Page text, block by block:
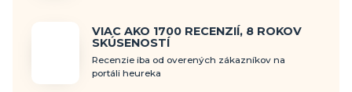
VIAC AKO 1700 RECENZIÍ, 8 ROKOV
SKÚSENOSTÍ
Recenzie iba od overených zákazníkov na
portáli heureka